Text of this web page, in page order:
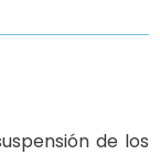
de los